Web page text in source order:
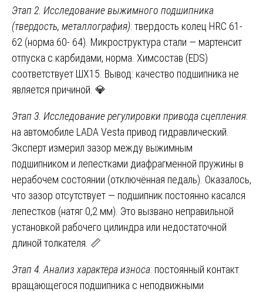
Этап 2. Исследование выжимного подшипника
(твердость, металлография): твердость колец HRC 61-
62 (норма 60- 64). Микроструктура стали — мартенсит
отпуска с карбидами, норма. Химсостав (EDS)
соответствует ШХ15. Вывод: качество подшипника не
является причиной. 💎
Этап 3. Исследование регулировки привода сцепления:
на автомобиле LADA Vesta привод гидравлический.
Эксперт измерил зазор между выжимным
подшипником и лепестками диафрагменной пружины в
нерабочем состоянии (отключённая педаль). Оказалось,
что зазор отсутствует — подшипник постоянно касался
лепестков (натяг 0,2 мм). Это вызвано неправильной
установкой рабочего цилиндра или недостаточной
длиной толкателя. 📏
Этап 4. Анализ характера износа: постоянный контакт
вращающегося подшипника с неподвижными